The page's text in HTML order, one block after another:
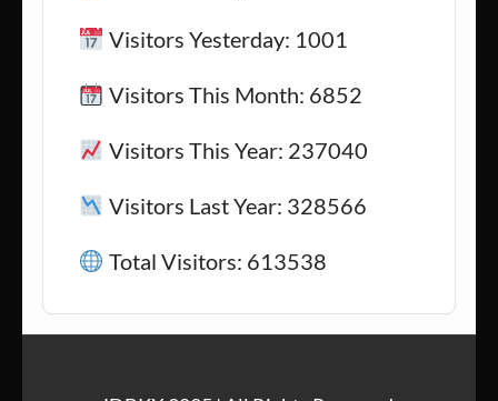
Visitors Yesterday: 1001
Visitors This Month: 6852
Visitors This Year: 237040
Visitors Last Year: 328566
Total Visitors: 613538